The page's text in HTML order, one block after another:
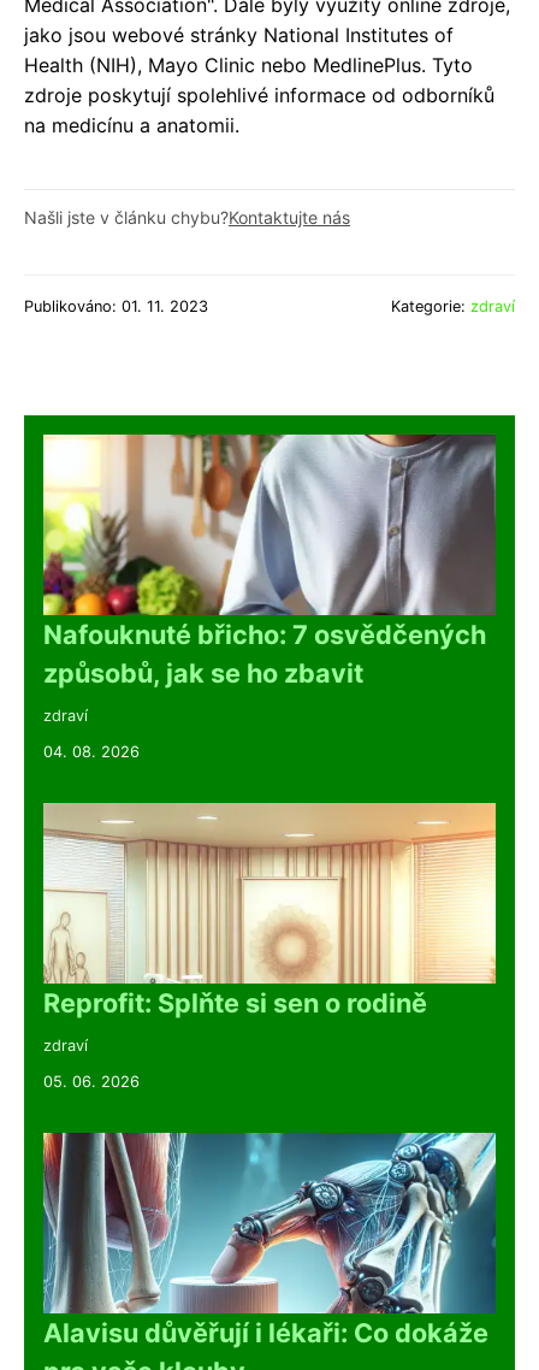
jako jsou webové stránky National Institutes of
Health (NIH), Mayo Clinic nebo MedlinePlus. Tyto
zdroje poskytují spolehlivé informace od odborníků
na medicínu a anatomii.
Našli jste v článku chybu?Kontaktujte nás
Publikováno: 01. 11. 2023 Kategorie: zdraví
Nafouknuté břicho: 7 osvědčených
způsobů, jak se ho zbavit
zdraví
04. 08. 2026
Reprofit: Splňte si sen o rodině
zdraví
05. 06. 2026
Alavisu důvěřují i lékaři: Co dokáže